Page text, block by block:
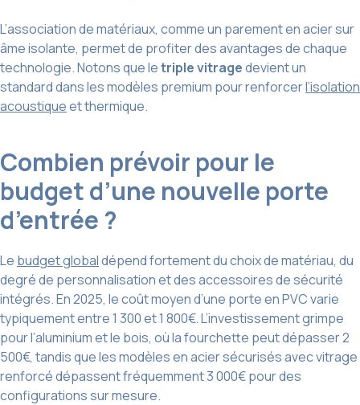
L’association de matériaux, comme un parement en acier sur
âme isolante, permet de profiter des avantages de chaque
technologie. Notons que letriple vitragedevient un
standard dans les modèles premium pour renforcerl’isolation
acoustiqueet thermique.
Combien prévoir pour le
budget d’une nouvelle porte
d’entrée ?
Le budget globaldépend fortement du choix de matériau, du
degré de personnalisation et des accessoires de sécurité
intégrés. En 2025, le coût moyen d’une porte en PVC varie
typiquement entre 1 300 et 1 800€. L’investissement grimpe
pour l’aluminium et le bois, où la fourchette peut dépasser 2
500€, tandis que les modèles en acier sécurisés avec vitrage
renforcé dépassent fréquemment 3 000€ pour des
configurations sur mesure.